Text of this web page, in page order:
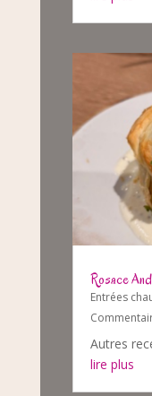
Rosace
Entrées
Autres
lire plus